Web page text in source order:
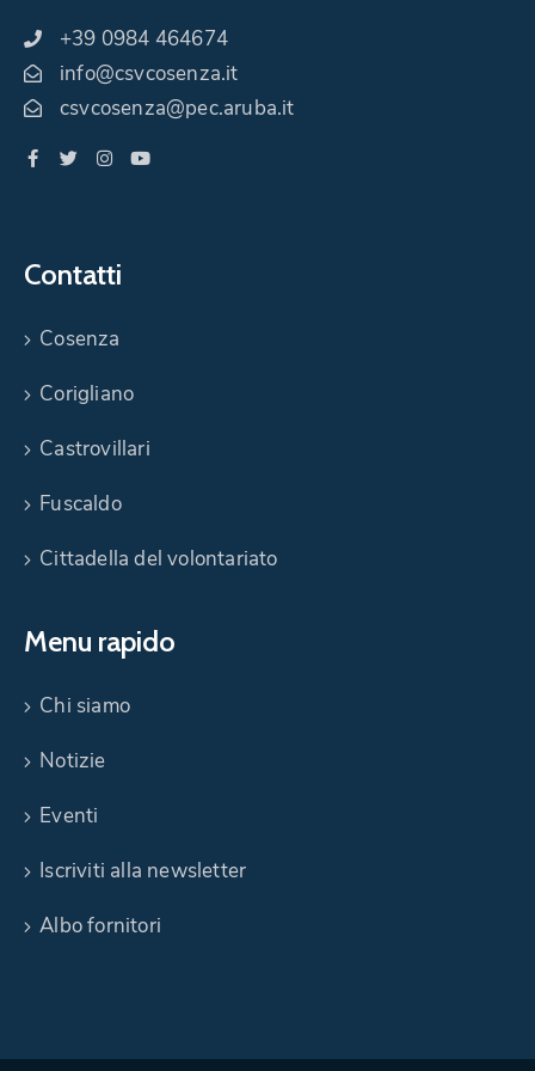
+39 0984 464674
info@csvcosenza.it
csvcosenza@pec.aruba.it
Contatti
Cosenza
Corigliano
Castrovillari
Fuscaldo
Cittadella del volontariato
Menu rapido
Chi siamo
Notizie
Eventi
Iscriviti alla newsletter
Albo fornitori